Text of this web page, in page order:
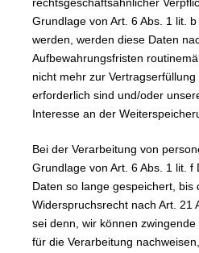
Grundlage von Art. 6 Abs. 1 lit.
werden, werden diese Daten
Aufbewahrungsfristen
nicht mehr zur
erforderlich sind und/oder
Interesse an der
Bei der Verarbeitung von
Grundlage von Art. 6 Abs. 1 lit. f
Daten so lange gespeichert, bis
Widerspruchsrecht nach Art. 21
sei denn, wir können
für die Verarbeitung